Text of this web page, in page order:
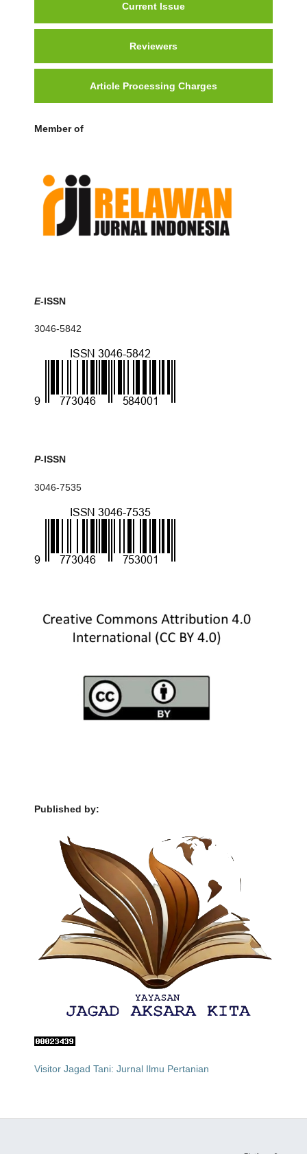
Current Issue
Reviewers
Article Processing Charges
Member of
E-ISSN
3046-5842
P-ISSN
3046-7535
Published by:
Visitor Jagad Tani: Jurnal Ilmu Pertanian